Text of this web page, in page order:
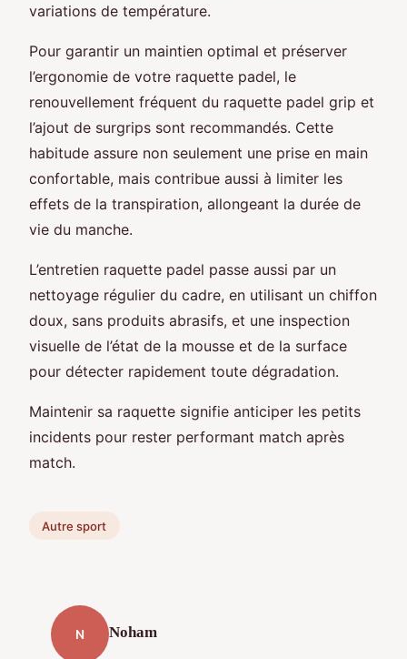
variations de température.
Pour garantir un maintien optimal et préserver
l’ergonomie de votre raquette padel, le
renouvellement fréquent du raquette padel grip et
l’ajout de surgrips sont recommandés. Cette
habitude assure non seulement une prise en main
confortable, mais contribue aussi à limiter les
effets de la transpiration, allongeant la durée de
vie du manche.
L’entretien raquette padel passe aussi par un
nettoyage régulier du cadre, en utilisant un chiffon
doux, sans produits abrasifs, et une inspection
visuelle de l’état de la mousse et de la surface
pour détecter rapidement toute dégradation.
Maintenir sa raquette signifie anticiper les petits
incidents pour rester performant match après
match.
Autre sport
N Noham